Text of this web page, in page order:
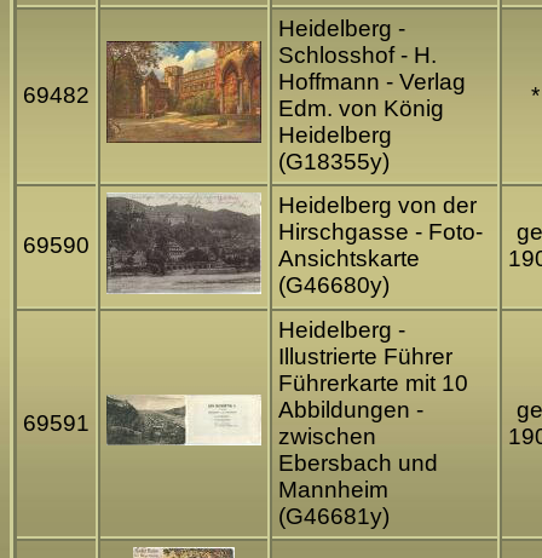
69482
Heidelberg -
Schlosshof - H.
Hoffmann - Verlag
Edm. von König
Heidelberg
(G18355y)
*
69590
Heidelberg von der
Hirschgasse - Foto-
Ansichtskarte
(G46680y)
69591
Heidelberg -
Illustrierte Führer
Führerkarte mit 10
Abbildungen -
zwischen
Ebersbach und
Mannheim
(G46681y)